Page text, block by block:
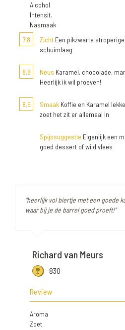
Alcohol
Intensit.
Nasmaak
7,8
Zicht Een pikzwarte
schuimlaag
8,8 Neus Karamel, chocolade,
Heerlijk ik wil proeven!
8,5 Smaak Koffie en Karamel
zoet het zit er allemaal in
Spijssuggestie Eigenlijk een
goed dessert of wild vlees
"heerlijk vol biertje met een goede
waar bij je de barrel goed proeft!"
Richard van Meurs
830
Review
Aroma
Zoet